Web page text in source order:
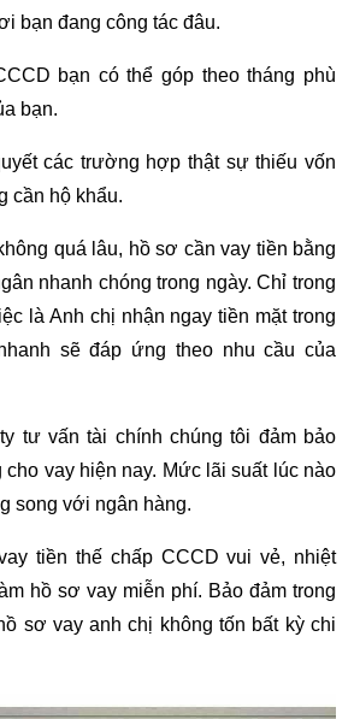
bạn đang công tác đâu.
bạn có thể góp theo tháng phù
bạn.
các trường hợp thật sự thiếu vốn
cần hộ khẩu.
quá lâu, hồ sơ cần vay tiền bằng
nhanh chóng trong ngày. Chỉ trong
là Anh chị nhận ngay tiền mặt trong
sẽ đáp ứng theo nhu cầu của
tư vấn tài chính chúng tôi đảm bảo
vay hiện nay. Mức lãi suất lúc nào
song với ngân hàng.
tiền thế chấp CCCD vui vẻ, nhiệt
hồ sơ vay miễn phí. Bảo đảm trong
sơ vay anh chị không tốn bất kỳ chi